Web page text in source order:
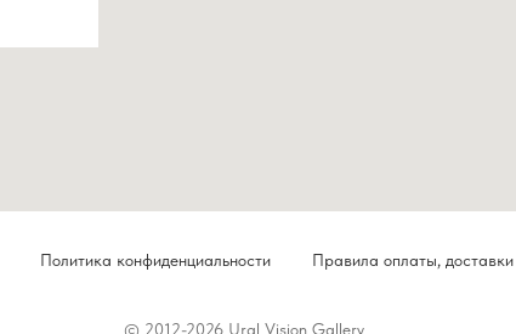
Политика конфиденциальности Правила оплаты,
© 2012-2026 Ural Vision Gallery